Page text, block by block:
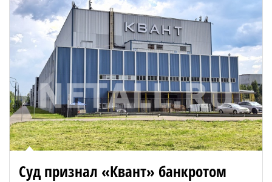
Суд признал «Квант» банкротом